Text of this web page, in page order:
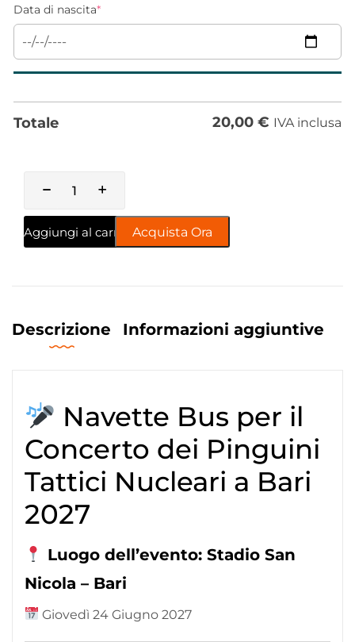
Data di nascita*
Totale 20,00 € IVA inclusa
Aggiungi al carrelloAcquista Ora
Descrizione Informazioni aggiuntive
Navette Bus per il
Concerto dei Pinguini
Tattici Nucleari a Bari
2027
Luogo dell’evento: Stadio San
Nicola – Bari
Giovedì 24 Giugno 2027